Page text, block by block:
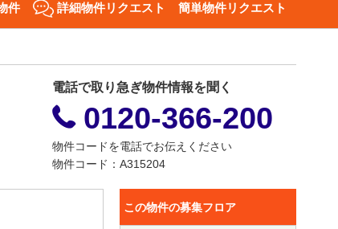
件 詳細物件リクエスト 簡単物件リクエスト
電話で取り急ぎ物件情報を聞く
0120-366-200
物件コードを電話でお伝えください
物件コード：A315204
この物件の募集フロア